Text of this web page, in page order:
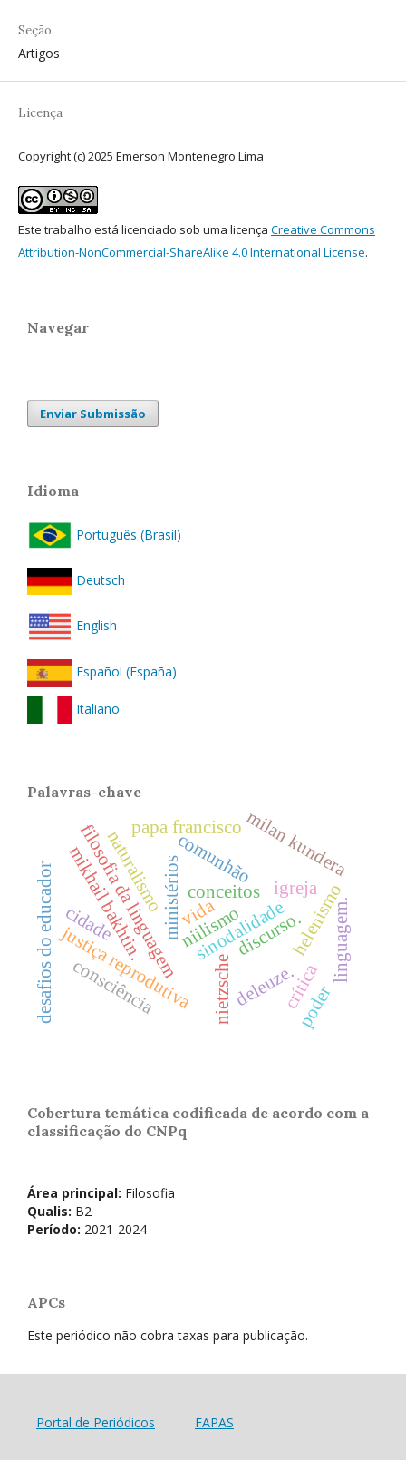
Seção
Artigos
Licença
Copyright (c) 2025 Emerson Montenegro Lima
Este trabalho está licenciado sob uma licença Creative Commons
Attribution-NonCommercial-ShareAlike 4.0 International License.
Navegar
Enviar Submissão
Idioma
Português (Brasil)
Deutsch
English
Español (España)
Italiano
Palavras-chave
justiça reprodutiva discurso.
sinodalidade
ministérios conceitos
filosofia da linguagem
mikhail bakhtin. helenismo
vida
nietzsche
comunhão
niilismo
deleuze.
consciência crítica
naturalismo
linguagem.
papa francisco
igreja
desafios do educador
milan kundera
poder
cidade
Cobertura temática codificada de acordo com a
classificação do CNPq
Área principal: Filosofia
Qualis: B2
Período: 2021-2024
APCs
Este periódico não cobra taxas para publicação.
Portal de Periódicos FAPAS